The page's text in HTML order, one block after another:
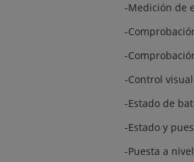
-Medición de
-
-
-Control
-Estado de
-Estado y
-Puesta a